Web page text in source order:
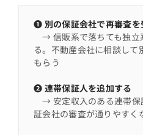
❶ 別の保証会社で再審査を
→ 信販系で落ちても独立
る。不動産会社に相談して
もらう
❷ 連帯保証人を追加する
→ 安定収入のある連帯保
証会社の審査が通りやすく